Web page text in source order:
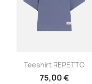
Aperçu rapide
Teeshirt REPETTO
75,00 €